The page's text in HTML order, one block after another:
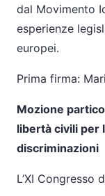
dal Movimento
esperienze
europei.
Prima firma:
Mozione
libertà civili per
discriminazioni
L’XI Congresso